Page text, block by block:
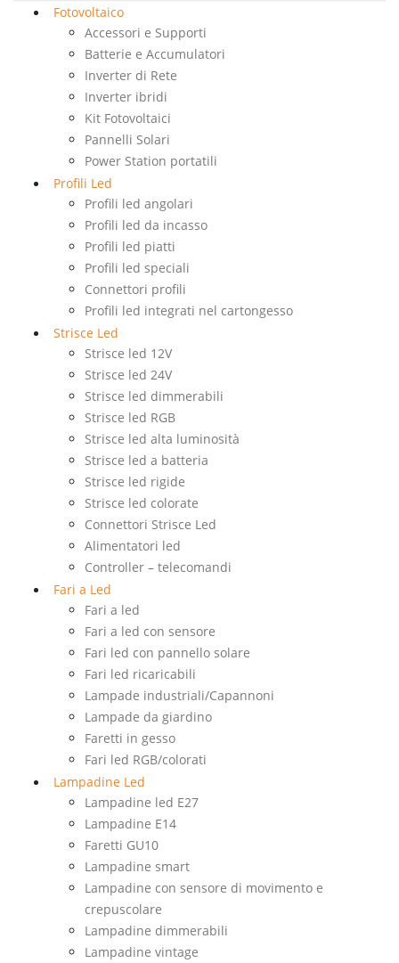
Fotovoltaico
Accessori e Supporti
Batterie e Accumulatori
Inverter di Rete
Inverter ibridi
Kit Fotovoltaici
Pannelli Solari
Power Station portatili
Profili Led
Profili led angolari
Profili led da incasso
Profili led piatti
Profili led speciali
Connettori profili
Profili led integrati nel cartongesso
Strisce Led
Strisce led 12V
Strisce led 24V
Strisce led dimmerabili
Strisce led RGB
Strisce led alta luminosità
Strisce led a batteria
Strisce led rigide
Strisce led colorate
Connettori Strisce Led
Alimentatori led
Controller – telecomandi
Fari a Led
Fari a led
Fari a led con sensore
Fari led con pannello solare
Fari led ricaricabili
Lampade industriali/Capannoni
Lampade da giardino
Faretti in gesso
Fari led RGB/colorati
Lampadine Led
Lampadine led E27
Lampadine E14
Faretti GU10
Lampadine smart
Lampadine con sensore di movimento e
crepuscolare
Lampadine dimmerabili
Lampadine vintage